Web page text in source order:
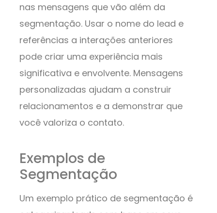
nas mensagens que vão além da
segmentação. Usar o nome do lead e
referências a interações anteriores
pode criar uma experiência mais
significativa e envolvente. Mensagens
personalizadas ajudam a construir
relacionamentos e a demonstrar que
você valoriza o contato.
Exemplos de
Segmentação
Um exemplo prático de segmentação é